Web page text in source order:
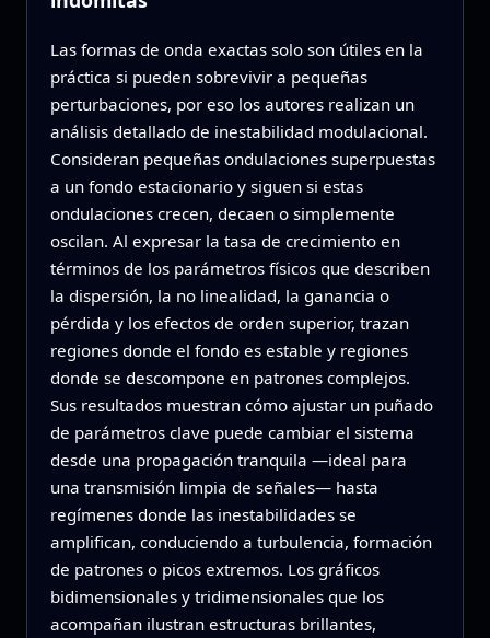
Las formas de onda exactas solo son útiles en la
práctica si pueden sobrevivir a pequeñas
perturbaciones, por eso los autores realizan un
análisis detallado de inestabilidad modulacional.
Consideran pequeñas ondulaciones superpuestas
a un fondo estacionario y siguen si estas
ondulaciones crecen, decaen o simplemente
oscilan. Al expresar la tasa de crecimiento en
términos de los parámetros físicos que describen
la dispersión, la no linealidad, la ganancia o
pérdida y los efectos de orden superior, trazan
regiones donde el fondo es estable y regiones
donde se descompone en patrones complejos.
Sus resultados muestran cómo ajustar un puñado
de parámetros clave puede cambiar el sistema
desde una propagación tranquila —ideal para
una transmisión limpia de señales— hasta
regímenes donde las inestabilidades se
amplifican, conduciendo a turbulencia, formación
de patrones o picos extremos. Los gráficos
bidimensionales y tridimensionales que los
acompañan ilustran estructuras brillantes,